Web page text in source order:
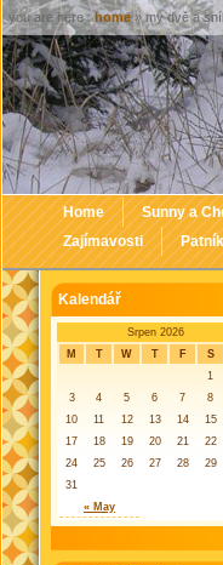
Home Sunny a
Zajímavosti
Patník
Kalendář
Srpen 2026
M
T W T F S
« May
1
3
4 5 6 7 8
10
11 12 13 14 15
17
18 19 20 21 22
24
25 26 27 28 29
31
you are here :home» my dvě a